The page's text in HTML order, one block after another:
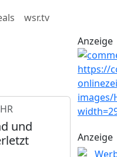
wsr.tv
und
Anzeige
Anzeige